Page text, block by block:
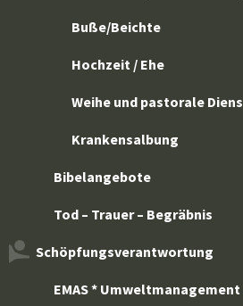
Buße/Beichte
Hochzeit / Ehe
Weihe und pastorale
Krankensalbung
Bibelangebote
Tod – Trauer – Begräbnis
Schöpfungsverantwortung
EMAS * Umweltmanagement